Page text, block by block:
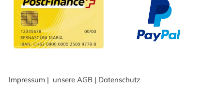
Impressum | unsere AGB| Datenschutz